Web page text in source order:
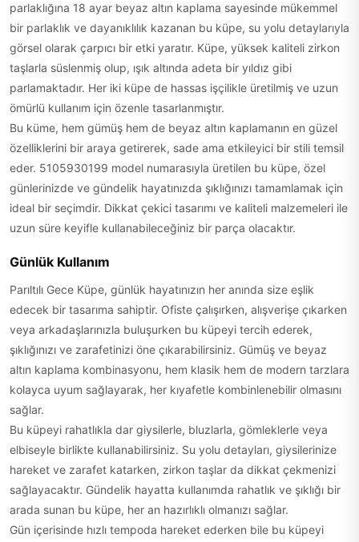
parlaklığına 18 ayar beyaz altın kaplama sayesinde mükemmel
bir parlaklık ve dayanıklılık kazanan bu küpe, su yolu detaylarıyla
görsel olarak çarpıcı bir etki yaratır. Küpe, yüksek kaliteli zirkon
taşlarla süslenmiş olup, ışık altında adeta bir yıldız gibi
parlamaktadır. Her iki küpe de hassas işçilikle üretilmiş ve uzun
ömürlü kullanım için özenle tasarlanmıştır.
Bu küme, hem gümüş hem de beyaz altın kaplamanın en güzel
özelliklerini bir araya getirerek, sade ama etkileyici bir stili temsil
eder. 5105930199 model numarasıyla üretilen bu küpe, özel
günlerinizde ve gündelik hayatınızda şıklığınızı tamamlamak için
ideal bir seçimdir. Dikkat çekici tasarımı ve kaliteli malzemeleri ile
uzun süre keyifle kullanabileceğiniz bir parça olacaktır.
Günlük Kullanım
Parıltılı Gece Küpe, günlük hayatınızın her anında size eşlik
edecek bir tasarıma sahiptir. Ofiste çalışırken, alışverişe çıkarken
veya arkadaşlarınızla buluşurken bu küpeyi tercih ederek,
şıklığınızı ve zarafetinizi öne çıkarabilirsiniz. Gümüş ve beyaz
altın kaplama kombinasyonu, hem klasik hem de modern tarzlara
kolayca uyum sağlayarak, her kıyafetle kombinlenebilir olmasını
sağlar.
Bu küpeyi rahatlıkla dar giysilerle, bluzlarla, gömleklerle veya
elbiseyle birlikte kullanabilirsiniz. Su yolu detayları, giysilerinize
hareket ve zarafet katarken, zirkon taşlar da dikkat çekmenizi
sağlayacaktır. Gündelik hayatta kullanımda rahatlık ve şıklığı bir
arada sunan bu küpe, her an hazırlıklı olmanızı sağlar.
Gün içerisinde hızlı tempoda hareket ederken bile bu küpeyi